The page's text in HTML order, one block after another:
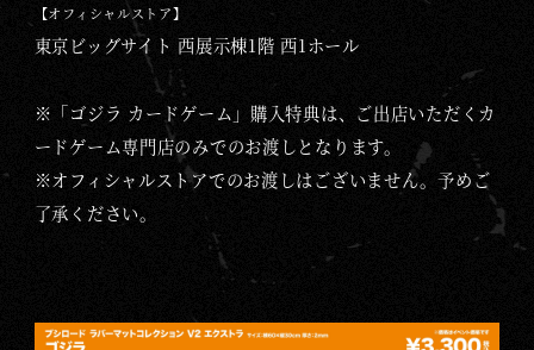
【オフィシャルストア】
東京ビッグサイト 西展示棟1階 西1ホール
※「ゴジラ カードゲーム」購入特典は、ご出店いただくカ
ードゲーム専門店のみでのお渡しとなります。
※オフィシャルストアでのお渡しはございません。予めご
了承ください。